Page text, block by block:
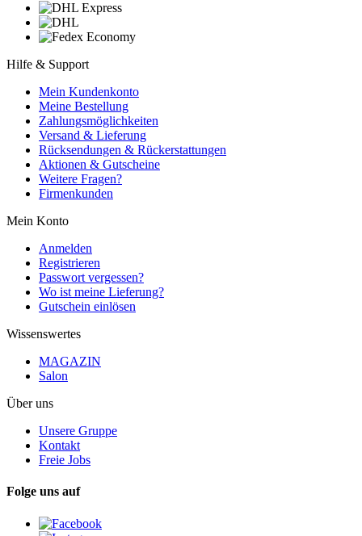
Hilfe & Support
Mein Kundenkonto
Meine Bestellung
Zahlungsmöglichkeiten
Versand & Lieferung
Rücksendungen & Rückerstattungen
Aktionen & Gutscheine
Weitere Fragen?
Firmenkunden
Mein Konto
Anmelden
Registrieren
Passwort vergessen?
Wo ist meine Lieferung?
Gutschein einlösen
Wissenswertes
MAGAZIN
Salon
Über uns
Unsere Gruppe
Kontakt
Freie Jobs
Folge uns auf